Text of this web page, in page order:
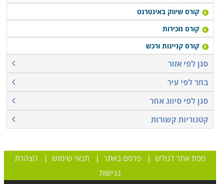
קורס שיווק באינטרנט
קורס מכירות
קורס קניינות ורכש
סנן לפי אזור
בחר לפי עיר
סנן לפי סיווג אחר
קטגוריות קשורות
מפת אתר לגולש |פרסם באתר | תנאי שימוש | הצהרת
נגישות